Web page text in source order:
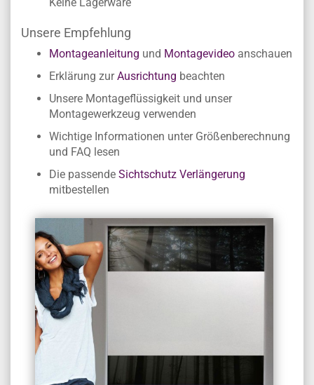
Unsere Empfehlung
Montageanleitung und Montagevideo anschauen
Erklärung zurAusrichtung beachten
Unsere Montageflüssigkeit und unser
Montagewerkzeug verwenden
Wichtige Informationen unter Größenberechnung
und FAQ lesen
Die passende Sichtschutz Verlängerung
mitbestellen